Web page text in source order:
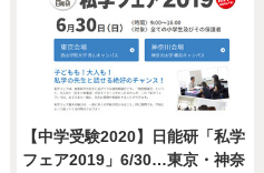
【中学受験2020】日能研「私学
フェア2019」6/30…東京・神奈